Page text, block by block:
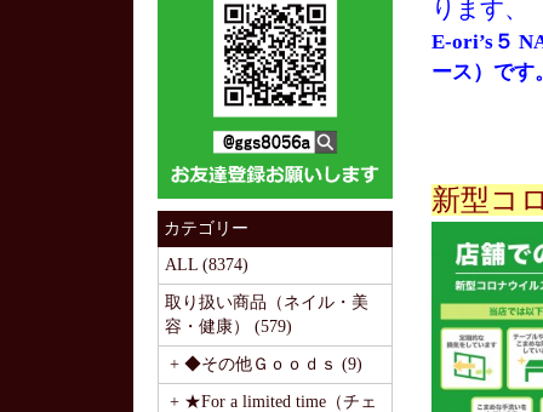
カテゴリー
ALL (8374)
取り扱い商品（ネイル・美
容・健康） (579)
+ ◆その他Ｇｏｏｄｓ (9)
+ ★For a limited time（チェ
ります、
E-ori’s５
ース）です
新型コ